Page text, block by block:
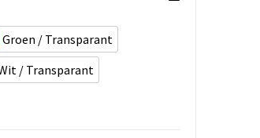
Groen / Transparant
/ Transparant